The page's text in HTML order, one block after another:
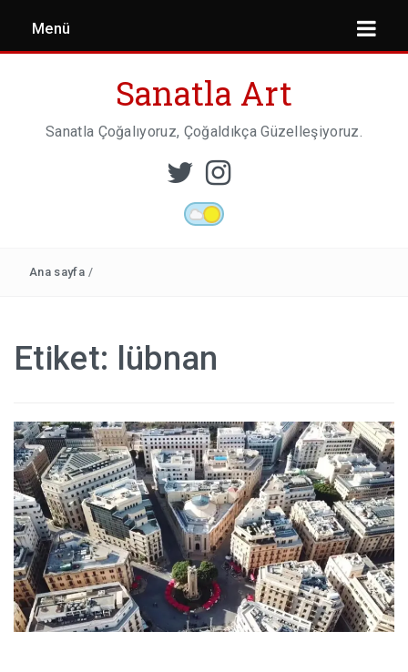
Menü
HABERLER
Sanatla Art
Sanatla Çoğalıyoruz, Çoğaldıkça Güzelleşiyoruz.
Ana sayfa /
Etiket: lübnan